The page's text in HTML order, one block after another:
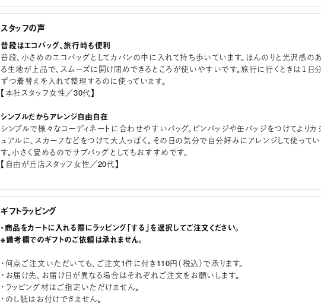
スタッフの声
普段はエコバッグ、旅行時も便利
普段、小さめのエコバッグとしてカバンの中に入れて持ち歩いています。ほんのりと光沢感の
る生地が上品で、スムーズに開け閉めできるところが使いやすいです。旅行に行くときは１日
ずつ着替えを入れて整理するのに使っています。
【本社スタッフ女性／30代】
シンプルだからアレンジ自由自在
シンプルで様々なコーディネートに合わせやすいバッグ。ピンバッジや缶バッジをつけてよりカ
ュアルに、スカーフなどをつけて大人っぽく。その日の気分で自分好みにアレンジして使って
す。小さく畳めるのでサブバッグとしてもおすすめです。
【自由が丘店スタッフ女性／20代】
ギフトラッピング
・商品をカートに入れる際にラッピング「する」を選択してご注文ください。
※備考欄でのギフトのご依頼は承れません。
・何点ご注文いただいても、ご注文1件に付き110円（税込）で承ります。
・お届け先、お届け日が異なる場合はそれぞれご注文をお願いします。
・ラッピング材はご指定いただけません。
・のし紙はお付けできません。